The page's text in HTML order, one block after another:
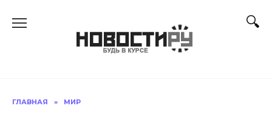
ГЛАВНАЯ » МИР